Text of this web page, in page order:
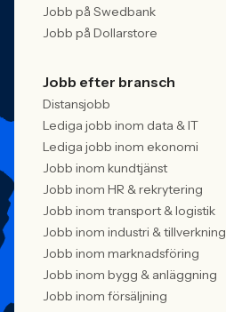
Jobb på Swedbank
Jobb på Dollarstore
Jobb efter bransch
Distansjobb
Lediga jobb inom data & IT
Lediga jobb inom ekonomi
Jobb inom kundtjänst
Jobb inom HR & rekrytering
Jobb inom transport & logistik
Jobb inom industri & tillverkning
Jobb inom marknadsföring
Jobb inom bygg & anläggning
Jobb inom försäljning